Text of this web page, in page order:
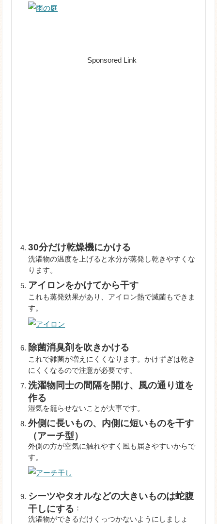
Sponsored Link
30分だけ乾燥機にかける
洗濯物の温度を上げると水分が蒸発し乾きやすくな
ります。
アイロンをかけてから干す
これも蒸発効果があり、アイロン熱で滅菌もできま
す。
除菌消臭剤を吹きかける
これで雑菌が増えにくくなります。かけずぎは乾き
にくくなるので注意が必要です。
洗濯物同士の間隔を開け、風の通り道を
作る
湿気を籠らせないことが大事です。
外側に長いもの、内側に短いものを干す
（アーチ型）
外側の方が空気に触れやすく風も届きやすいからで
す。
シーツやタオルなどの大きいものは蛇腹
干しにする ：
洗濯物ができるだけくっつかないようにしましょ